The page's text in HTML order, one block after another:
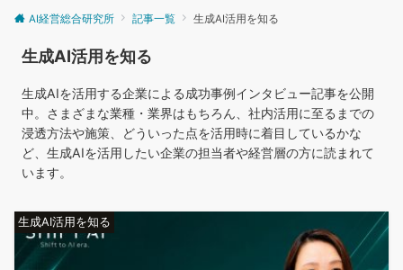
AI経営総合研究所 記事一覧 生成AI活用を知る
生成AI活用を知る
生成AIを活用する企業による成功事例インタビュー記事を公開
中。さまざまな業種・業界はもちろん、社内活用に至るまでの
浸透方法や施策、どういった点を活用時に着目しているかな
ど、生成AIを活用したい企業の担当者や経営層の方に読まれて
います。
生成AI活用を知る